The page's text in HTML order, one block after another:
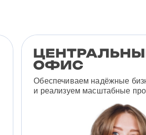
Обеспечиваем надёжные
и реализуем масштабные